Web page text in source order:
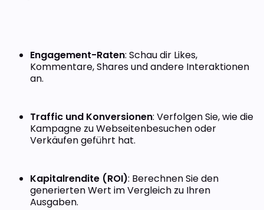
Engagement-Raten: Schau dir Likes,
Kommentare, Shares und andere Interaktionen
an.
Traffic und Konversionen: Verfolgen Sie, wie die
Kampagne zu Webseitenbesuchen oder
Verkäufen geführt hat.
Kapitalrendite (ROI): Berechnen Sie den
generierten Wert im Vergleich zu Ihren
Ausgaben.